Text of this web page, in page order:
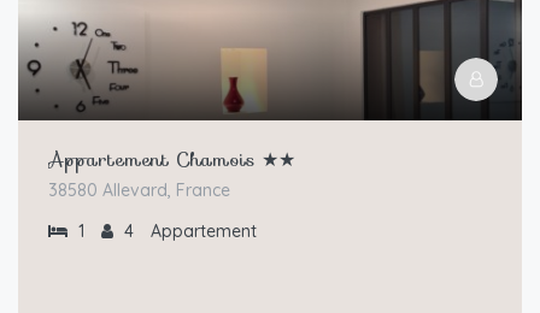
Appartement Chamois ★★
38580 Allevard, France
1
4 Appartement